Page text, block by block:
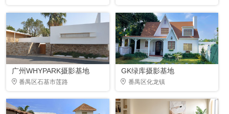
广州WHYPARK摄影基地
番禺区石基市莲路
GK绿库摄影基地
番禺区化龙镇